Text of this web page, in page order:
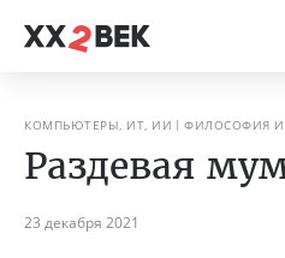
КОМПЬЮТЕРЫ, ИТ, ИИ ФИЛОСОФИЯ И
Раздевая
23 декабря 2021